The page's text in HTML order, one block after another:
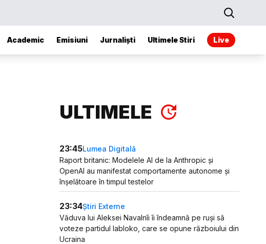
Academic Emisiuni Jurnaliști Ultimele Stiri Live
ULTIMELE
23:45Lumea Digitală
Raport britanic: Modelele AI de la Anthropic și
OpenAI au manifestat comportamente autonome și
înșelătoare în timpul testelor
23:34Știri Externe
Văduva lui Aleksei Navalnîi îi îndeamnă pe ruși să
voteze partidul Iabloko, care se opune războiului din
Ucraina